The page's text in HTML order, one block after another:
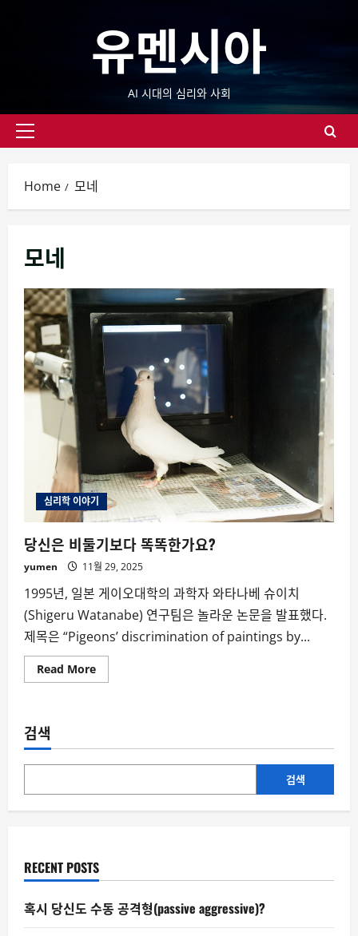
유멘시아
AI 시대의 심리와 사회
Primary
Home 모네
모네
심리학 이야기
당신은 비둘기보다 똑똑한가요?
yumen 11월 29, 2025
1995년, 일본 게이오대학의 과학자 와타나베 슈이치
(Shigeru Watanabe) 연구팀은 놀라운 논문을 발표했다.
제목은 “Pigeons’ discrimination of paintings by...
Read MoreRead
more
둘
보
똑
한
검색
검색
RECENT POSTS
혹시 당신도 수동 공격형(passive aggressive)?